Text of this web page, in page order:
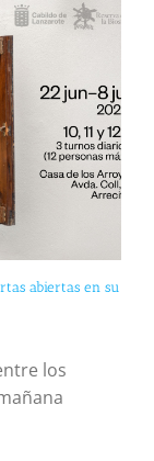
abiertas en su
los